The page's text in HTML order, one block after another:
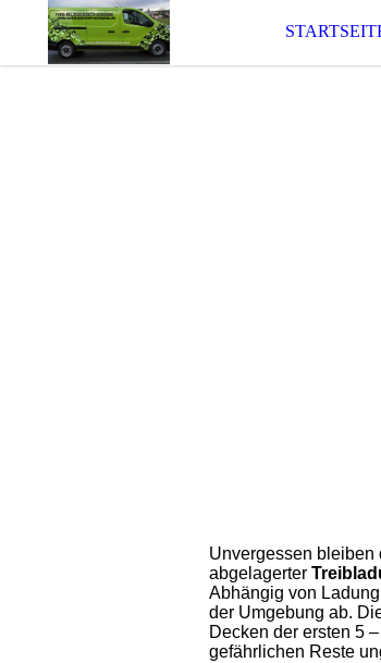
Unvergessen bleiben
abgelagerter
Abhängig von
der Umgebung ab.
Decken der ersten 5
gefährlichen Reste